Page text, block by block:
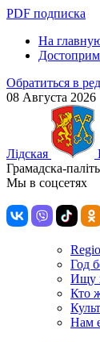
PDF подписка
На
Обратиться в
08 Августа 2026
Лiдская
Грамадска-
Мы в соцсетях
Год
Ищу
Кто
Нам